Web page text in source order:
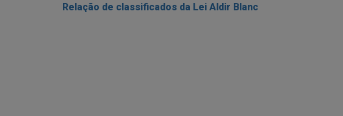
Relação de classificados da Lei Aldir Blanc